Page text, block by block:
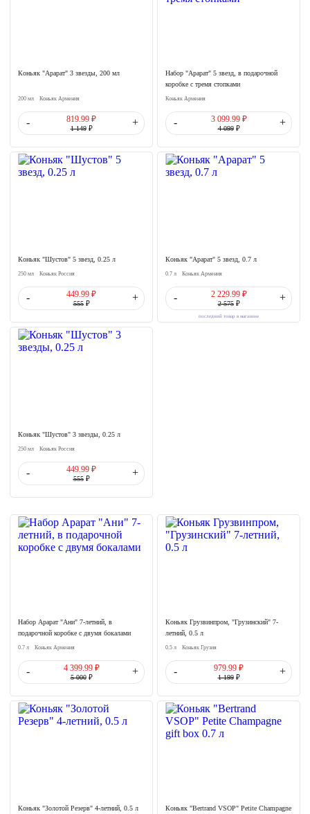
Коньяк "Арарат" 3 звезды, 200 мл
200 мл Коньяк Армения
- 819.99 ₽
1 149₽
+
Набор "Арарат" 5 звезд, в подарочной
коробке с тремя стопками
Коньяк Армения
- 3 099.99 ₽
4 099₽
+
Коньяк "Шустов" 5 звезд, 0.25 л
250 мл Коньяк Россия
- 449.99 ₽
555₽
+
Коньяк "Арарат" 5 звезд, 0.7 л
0.7 л Коньяк Армения
- 2 229.99 ₽
2 575₽
+
последний товар в магазине
Коньяк "Шустов" 3 звезды, 0.25 л
250 мл Коньяк Россия
- 449.99 ₽
555₽
+
Набор Арарат "Ани" 7-летний, в
подарочной коробке с двумя бокалами
0.7 л Коньяк Армения
- 4 399.99 ₽
5 000₽
+
Коньяк Грузвинпром, "Грузинский" 7-
летний, 0.5 л
0.5 л Коньяк Грузия
- 979.99 ₽
1 199₽
+
Коньяк "Золотой Резерв" 4-летний, 0.5 л Коньяк "Bertrand VSOP" Petite Champagne